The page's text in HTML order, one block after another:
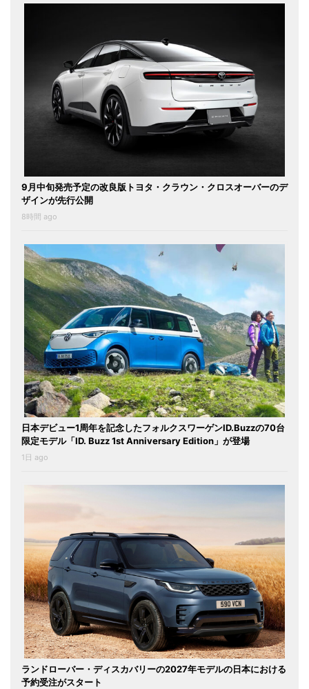
9月中旬発売予定の改良版トヨタ・クラウン・クロスオーバーのデ
ザインが先行公開
8時間 ago
日本デビュー1周年を記念したフォルクスワーゲンID.Buzzの70台
限定モデル「ID. Buzz 1st Anniversary Edition」が登場
1日 ago
ランドローバー・ディスカバリーの2027年モデルの日本における
予約受注がスタート